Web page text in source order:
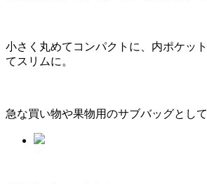
小さく丸めてコンパクトに、内ポケッ
てスリムに。
急な買い物や果物用のサブバッグとし